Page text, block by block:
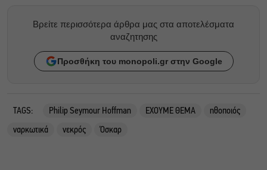
Βρείτε περισσότερα άρθρα μας στα αποτελέσματα
αναζητησης
Προσθήκη του monopoli.gr στην Google
TAGS: Philip Seymour Hoffman ΕΧΟΥΜΕ ΘΕΜΑ
ηθοποιός
ναρκωτικά
νεκρός Όσκαρ